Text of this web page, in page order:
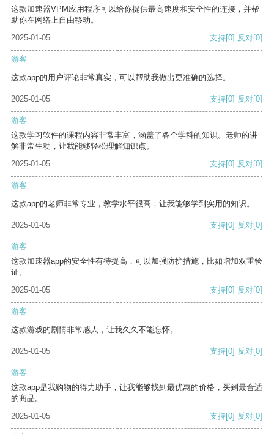
这款加速器VPM应用程序可以给你提供最高速度和安全性的连接，并帮
助你在网络上自由移动。
2025-01-05
支持[0] 反对[0]
游客
这款app的用户评论非常真实，可以帮助我做出更准确的选择。
2025-01-05 支持[0] 反对[0]
游客
这款学习软件的课程内容非常丰富，涵盖了各个学科的知识。老师的讲
解非常生动，让我能够轻松理解知识点。
2025-01-05
支持[0] 反对[0]
游客
这款app的老师非常专业，教学水平很高，让我能够学到实用的知识。
2025-01-05 支持[0] 反对[0]
游客
这款加速器app的安全性有待提高，可以加强防护措施，比如增加双重验
证。
2025-01-05
支持[0] 反对[0]
游客
这款游戏的剧情非常感人，让我久久不能忘怀。
2025-01-05 支持[0] 反对[0]
游客
这款app是我购物的得力助手，让我能够找到最优惠的价格，买到最合适
的商品。
2025-01-05
支持[0] 反对[0]